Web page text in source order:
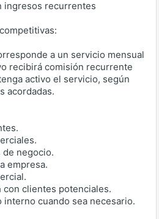
ingresos recurrentes
a un servicio mensual
recibirá comisión recurrente
activo el servicio, según
acordadas.
negocio.
empresa.
clientes potenciales.
cuando sea necesario.